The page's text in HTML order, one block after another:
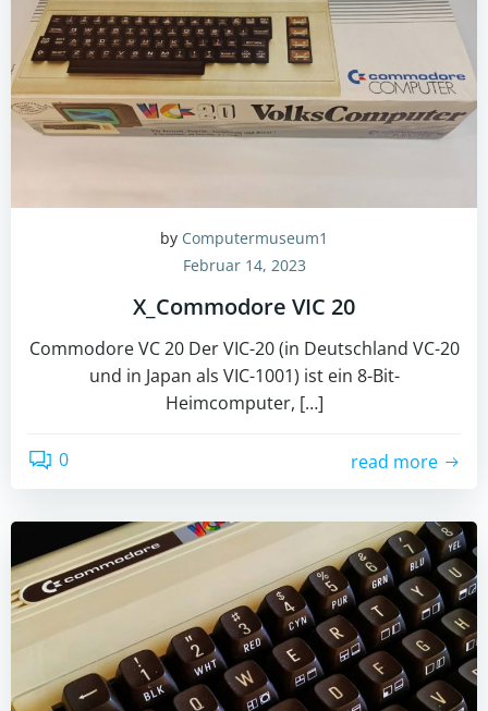
by Computermuseum1
Februar 14, 2023
X_Commodore VIC 20
Commodore VC 20 Der VIC-20 (in Deutschland VC-20
und in Japan als VIC-1001) ist ein 8-Bit-
Heimcomputer, […]
0 read more